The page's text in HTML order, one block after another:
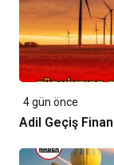
4 gün önce
Adil Geçiş